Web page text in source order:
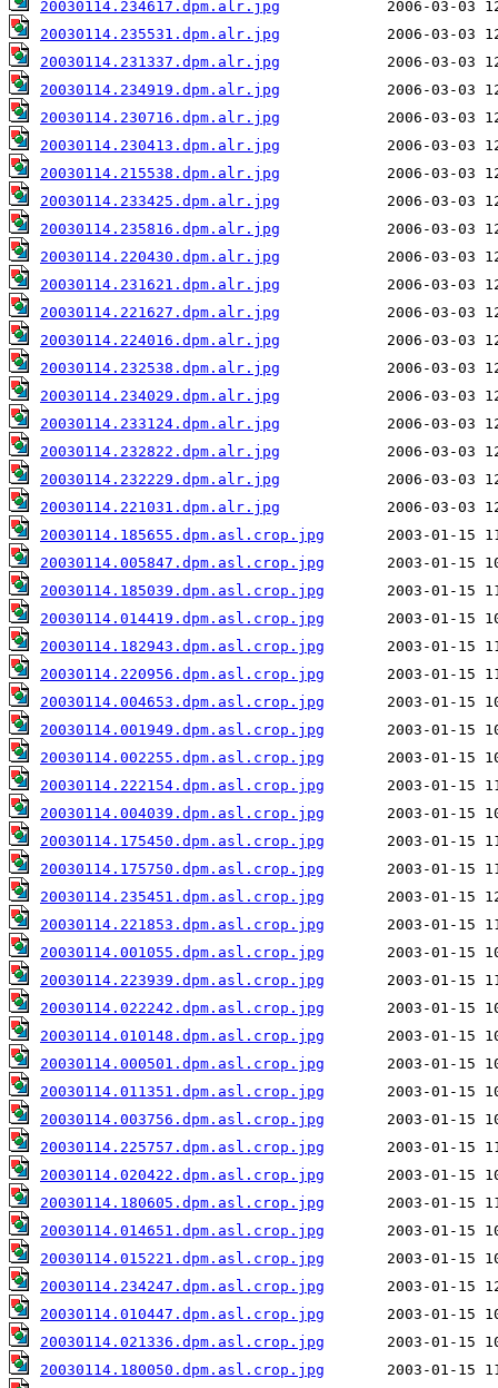
20030114.234617.dpm.alr.jpg
20030114.235531.dpm.alr.jpg
20030114.231337.dpm.alr.jpg
20030114.234919.dpm.alr.jpg
20030114.230716.dpm.alr.jpg
20030114.230413.dpm.alr.jpg
20030114.215538.dpm.alr.jpg
20030114.233425.dpm.alr.jpg
20030114.235816.dpm.alr.jpg
20030114.220430.dpm.alr.jpg
20030114.231621.dpm.alr.jpg
20030114.221627.dpm.alr.jpg
20030114.224016.dpm.alr.jpg
20030114.232538.dpm.alr.jpg
20030114.234029.dpm.alr.jpg
20030114.233124.dpm.alr.jpg
20030114.232822.dpm.alr.jpg
20030114.232229.dpm.alr.jpg
20030114.221031.dpm.alr.jpg
20030114.185655.dpm.asl.crop.jpg
20030114.005847.dpm.asl.crop.jpg
20030114.185039.dpm.asl.crop.jpg
20030114.014419.dpm.asl.crop.jpg
20030114.182943.dpm.asl.crop.jpg
20030114.220956.dpm.asl.crop.jpg
20030114.004653.dpm.asl.crop.jpg
20030114.001949.dpm.asl.crop.jpg
20030114.002255.dpm.asl.crop.jpg
20030114.222154.dpm.asl.crop.jpg
20030114.004039.dpm.asl.crop.jpg
20030114.175450.dpm.asl.crop.jpg
20030114.175750.dpm.asl.crop.jpg
20030114.235451.dpm.asl.crop.jpg
20030114.221853.dpm.asl.crop.jpg
20030114.001055.dpm.asl.crop.jpg
20030114.223939.dpm.asl.crop.jpg
20030114.022242.dpm.asl.crop.jpg
20030114.010148.dpm.asl.crop.jpg
20030114.000501.dpm.asl.crop.jpg
20030114.011351.dpm.asl.crop.jpg
20030114.003756.dpm.asl.crop.jpg
20030114.225757.dpm.asl.crop.jpg
20030114.020422.dpm.asl.crop.jpg
20030114.180605.dpm.asl.crop.jpg
20030114.014651.dpm.asl.crop.jpg
20030114.015221.dpm.asl.crop.jpg
20030114.234247.dpm.asl.crop.jpg
20030114.010447.dpm.asl.crop.jpg
20030114.021336.dpm.asl.crop.jpg
20030114.180050.dpm.asl.crop.jpg